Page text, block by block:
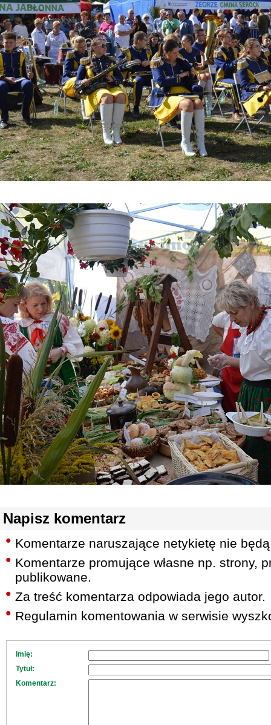
Napisz komentarz
Komentarze naruszające netykietę nie
Komentarze promujące własne np. strony,
publikowane.
Za treść komentarza odpowiada jego autor.
Regulamin komentowania w serwisie
Imię:
Tytuł:
Komentarz: